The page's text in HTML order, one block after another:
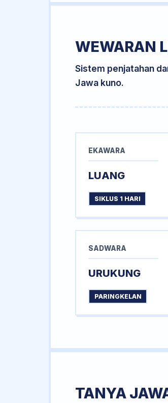
WEWARAN
Sistem penjatahan
Jawa kuno.
EKAWARA
LUANG
SIKLUS 1 HARI
SADWARA
URUKUNG
PARINGKELAN
TANYA